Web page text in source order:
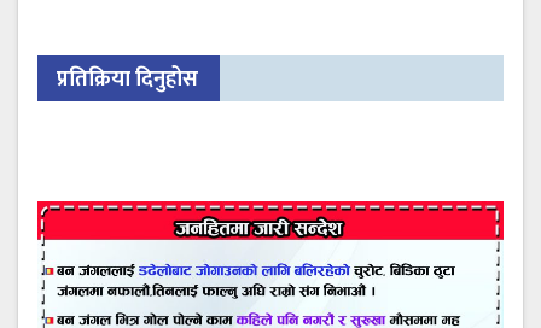
प्रतिक्रिया दिनुहोस